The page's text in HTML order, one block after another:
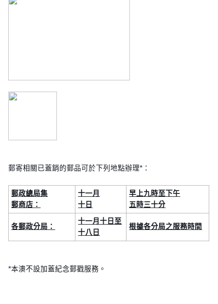
郵寄相關已蓋銷的郵品可於下列地點辦理*：
郵政總局集
郵商店：
十一月
十日
早上九時至下午
五時三十分
各郵政分局：
十一月十日至
十八日
根據各分局之服務時間
*本澳不設加蓋紀念郵戳服務。